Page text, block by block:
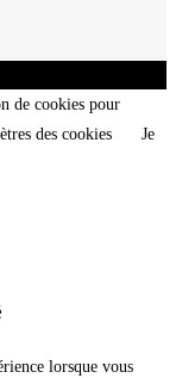
de cookies pour
des cookies
Je
lorsque vous